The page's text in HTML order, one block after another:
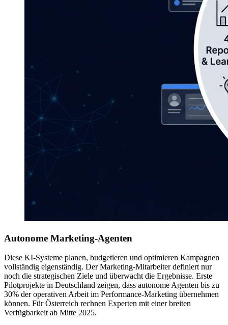
Autonome Marketing-Agenten
Diese KI-Systeme planen, budgetieren und optimieren Kampagnen
vollständig eigenständig. Der Marketing-Mitarbeiter definiert nur
noch die strategischen Ziele und überwacht die Ergebnisse. Erste
Pilotprojekte in Deutschland zeigen, dass autonome Agenten bis zu
30% der operativen Arbeit im Performance-Marketing übernehmen
können. Für Österreich rechnen Experten mit einer breiten
Verfügbarkeit ab Mitte 2025.